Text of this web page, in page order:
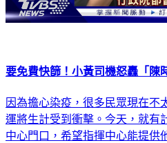
要免費快篩！小黃司機怒轟「陳
因為擔心染疫，很多民眾現在不
運將生計受到衝擊。今天，就有
中心門口，希望指揮中心能提供